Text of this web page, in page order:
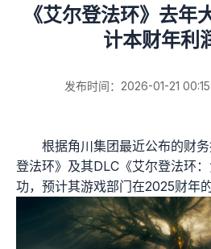
《艾尔登法环》去年
计本财年利
发布时间：2026-01-21
根据角川集团最近公布的财
登法环》及其DLC《艾尔登法环
功，预计其游戏部门在2025财年